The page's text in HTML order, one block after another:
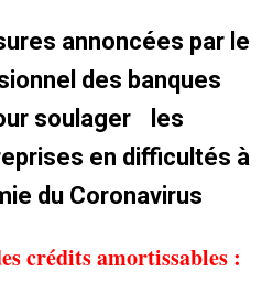
annoncées par le
des banques
soulager les
en difficultés à
du Coronavirus
crédits amortissables :